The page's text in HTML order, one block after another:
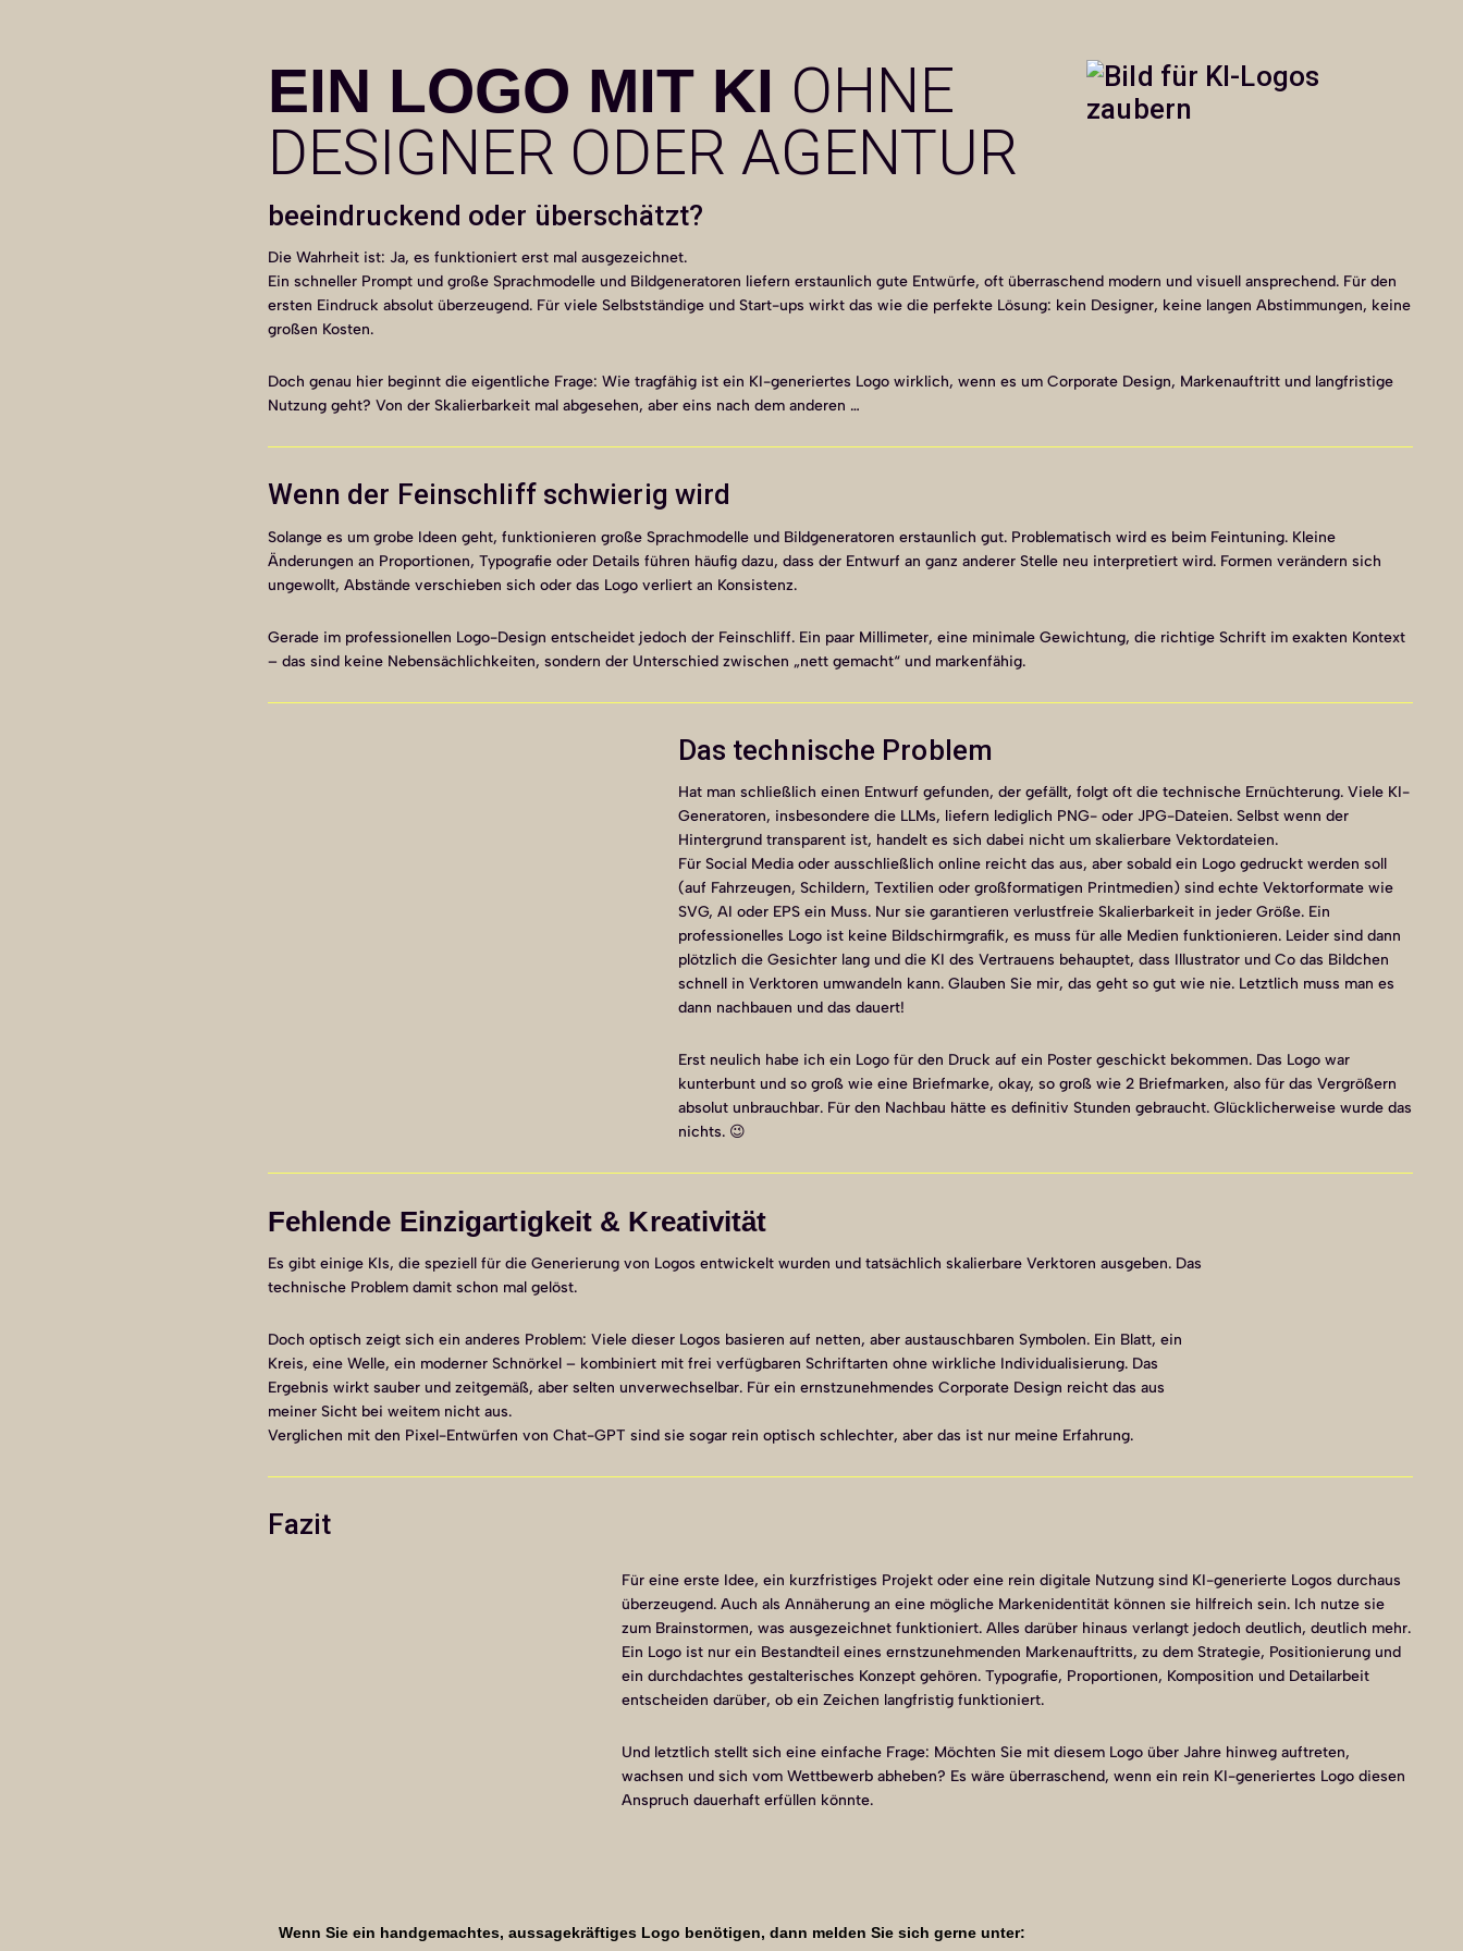
EIN LOGO MIT KI OHNE
DESIGNER ODER AGENTUR
beeindruckend oder überschätzt?
Die Wahrheit ist: Ja, es funktioniert erst mal ausgezeichnet.
Ein schneller Prompt und große Sprachmodelle und Bildgeneratoren liefern erstaunlich gute Entwürfe, oft überraschend modern und visuell ansprechend. Für den
ersten Eindruck absolut überzeugend. Für viele Selbstständige und Start-ups wirkt das wie die perfekte Lösung: kein Designer, keine langen Abstimmungen, keine
großen Kosten.
Doch genau hier beginnt die eigentliche Frage: Wie tragfähig ist ein KI-generiertes Logo wirklich, wenn es um Corporate Design, Markenauftritt und langfristige
Nutzung geht? Von der Skalierbarkeit mal abgesehen, aber eins nach dem anderen …
Wenn der Feinschliff schwierig wird
Solange es um grobe Ideen geht, funktionieren große Sprachmodelle und Bildgeneratoren erstaunlich gut. Problematisch wird es beim Feintuning. Kleine
Änderungen an Proportionen, Typografie oder Details führen häufig dazu, dass der Entwurf an ganz anderer Stelle neu interpretiert wird. Formen verändern sich
ungewollt, Abstände verschieben sich oder das Logo verliert an Konsistenz.
Gerade im professionellen Logo-Design entscheidet jedoch der Feinschliff. Ein paar Millimeter, eine minimale Gewichtung, die richtige Schrift im exakten Kontext
– das sind keine Nebensächlichkeiten, sondern der Unterschied zwischen „nett gemacht“ und markenfähig.
Das technische Problem
Hat man schließlich einen Entwurf gefunden, der gefällt, folgt oft die technische Ernüchterung. Viele KI-
Generatoren, insbesondere die LLMs, liefern lediglich PNG- oder JPG-Dateien. Selbst wenn der
Hintergrund transparent ist, handelt es sich dabei nicht um skalierbare Vektordateien.
Für Social Media oder ausschließlich online reicht das aus, aber sobald ein Logo gedruckt werden soll
(auf Fahrzeugen, Schildern, Textilien oder großformatigen Printmedien) sind echte Vektorformate wie
SVG, AI oder EPS ein Muss. Nur sie garantieren verlustfreie Skalierbarkeit in jeder Größe. Ein
professionelles Logo ist keine Bildschirmgrafik, es muss für alle Medien funktionieren. Leider sind dann
plötzlich die Gesichter lang und die KI des Vertrauens behauptet, dass Illustrator und Co das Bildchen
schnell in Verktoren umwandeln kann. Glauben Sie mir, das geht so gut wie nie. Letztlich muss man es
dann nachbauen und das dauert!
Erst neulich habe ich ein Logo für den Druck auf ein Poster geschickt bekommen. Das Logo war
kunterbunt und so groß wie eine Briefmarke, okay, so groß wie 2 Briefmarken, also für das Vergrößern
absolut unbrauchbar. Für den Nachbau hätte es definitiv Stunden gebraucht. Glücklicherweise wurde das
nichts. 😉
Fehlende Einzigartigkeit & Kreativität
Es gibt einige KIs, die speziell für die Generierung von Logos entwickelt wurden und tatsächlich skalierbare Verktoren ausgeben. Das
technische Problem damit schon mal gelöst.
Doch optisch zeigt sich ein anderes Problem: Viele dieser Logos basieren auf netten, aber austauschbaren Symbolen. Ein Blatt, ein
Kreis, eine Welle, ein moderner Schnörkel – kombiniert mit frei verfügbaren Schriftarten ohne wirkliche Individualisierung. Das
Ergebnis wirkt sauber und zeitgemäß, aber selten unverwechselbar. Für ein ernstzunehmendes Corporate Design reicht das aus
meiner Sicht bei weitem nicht aus.
Verglichen mit den Pixel-Entwürfen von Chat-GPT sind sie sogar rein optisch schlechter, aber das ist nur meine Erfahrung.
Fazit
Für eine erste Idee, ein kurzfristiges Projekt oder eine rein digitale Nutzung sind KI-generierte Logos durchaus
überzeugend. Auch als Annäherung an eine mögliche Markenidentität können sie hilfreich sein. Ich nutze sie
zum Brainstormen, was ausgezeichnet funktioniert. Alles darüber hinaus verlangt jedoch deutlich, deutlich mehr.
Ein Logo ist nur ein Bestandteil eines ernstzunehmenden Markenauftritts, zu dem Strategie, Positionierung und
ein durchdachtes gestalterisches Konzept gehören. Typografie, Proportionen, Komposition und Detailarbeit
entscheiden darüber, ob ein Zeichen langfristig funktioniert.
Und letztlich stellt sich eine einfache Frage: Möchten Sie mit diesem Logo über Jahre hinweg auftreten,
wachsen und sich vom Wettbewerb abheben? Es wäre überraschend, wenn ein rein KI-generiertes Logo diesen
Anspruch dauerhaft erfüllen könnte.
Wenn Sie ein handgemachtes, aussagekräftiges Logo benötigen, dann melden Sie sich gerne unter: